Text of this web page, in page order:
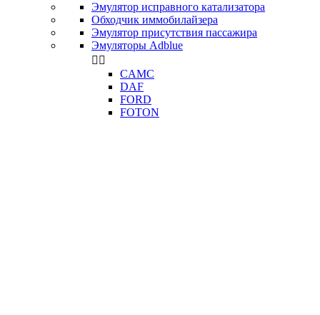
Эмулятор исправного катализатора
Обходчик иммобилайзера
Эмулятор присутствия пассажира
Эмуляторы Adblue
 
CAMC
DAF
FORD
FOTON